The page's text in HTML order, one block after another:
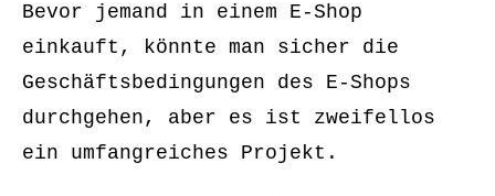
Bevor jemand in einem E-Shop
einkauft, könnte man sicher die
Geschäftsbedingungen des E-Shops
durchgehen, aber es ist zweifellos
ein umfangreiches Projekt.